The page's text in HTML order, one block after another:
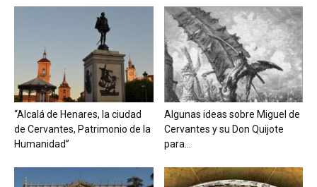
“Alcalá de Henares, la ciudad
de Cervantes, Patrimonio de la
Humanidad”
Algunas ideas sobre Miguel de
Cervantes y su Don Quijote
para...